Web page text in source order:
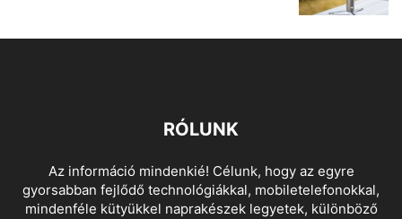
RÓLUNK
Az információ mindenkié! Célunk, hogy az egyre
gyorsabban fejlődő technológiákkal, mobiletelefonokkal,
mindenféle kütyükkel naprakészek legyetek, különböző